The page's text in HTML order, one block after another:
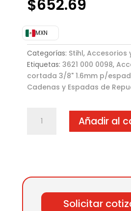
$652.69
MXN
Categorías: Stihl, Accesorios
Etiquetas: 3621 000 0098,
cortada 3/8" 1.6mm p/
Cadenas y Espadas de
cortada
30"
cantidad
Añadir al
Solicitar